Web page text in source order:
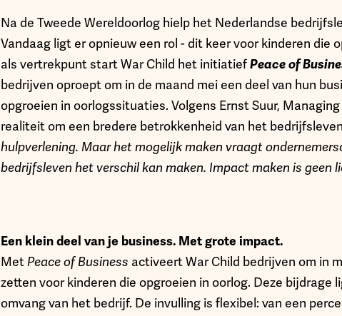
Na de Tweede Wereldoorlog hielp het Nederlandse
Vandaag ligt er opnieuw een rol - dit keer voor kinderen die
als vertrekpunt start War Child het initiatiefPeace of
bedrijven oproept om in de maand mei een deel van hun
opgroeien in oorlogssituaties. Volgens Ernst Suur,
realiteit om een bredere betrokkenheid van het
hulpverlening. Maar het mogelijk maken vraagt
bedrijfsleven het verschil kan maken. Impact maken is geen
Een klein deel van je business. Met grote impact.
Met Peace of Business activeert War Child bedrijven om in
zetten voor kinderen die opgroeien in oorlog. Deze bijdrage
omvang van het bedrijf. De invulling is flexibel: van een